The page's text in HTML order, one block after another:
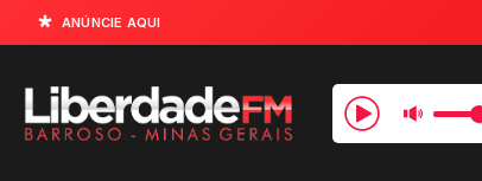
ANÚNCIE AQUI